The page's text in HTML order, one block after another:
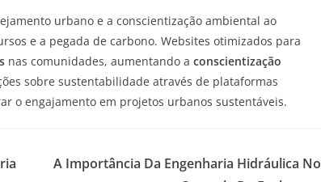
urbano e a conscientização ambiental ao
e a pegada de carbono. Websites otimizados para
nas comunidades, aumentando a conscientização
sobre sustentabilidade através de plataformas
o engajamento em projetos urbanos sustentáveis.
A Importância Da Engenharia Hidráulica No